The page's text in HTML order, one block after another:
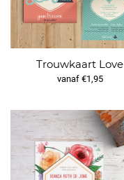
Trouwkaart Love
vanaf €1,95